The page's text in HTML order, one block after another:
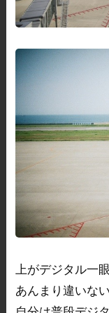
上がデジタル一
あんまり違いな